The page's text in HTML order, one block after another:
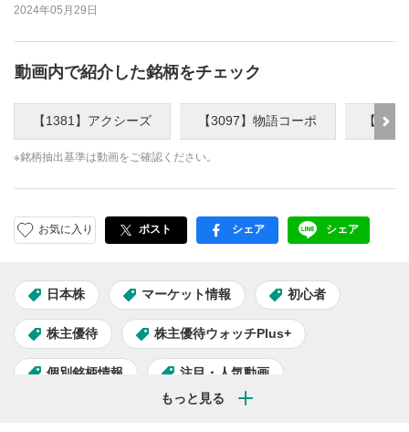
2024年05月29日
動画内で紹介した銘柄をチェック
【1381】アクシーズ 【3097】物語コーポ 【
※銘柄抽出基準は動画をご確認ください。
お気に入り ポスト facebook
シェア LINE
シェア
日本株 マーケット情報 初心者
株主優待 株主優待ウォッチPlus+
個別銘柄情報 注目・人気動画